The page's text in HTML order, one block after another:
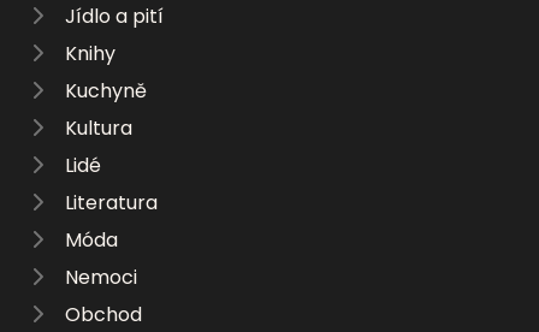
Jídlo a pití
Knihy
Kuchyně
Kultura
Lidé
Literatura
Móda
Nemoci
Obchod